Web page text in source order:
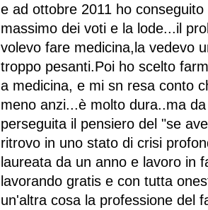
e ad ottobre 2011 ho
massimo dei voti e la lode...il
volevo fare medicina,la vedevo
troppo pesanti.Poi ho scelto
a medicina, e mi sn resa conto
meno anzi...è molto dura..ma
perseguita il pensiero del "se
ritrovo in uno stato di crisi
laureata da un anno e lavoro in
lavorando gratis e con tutta
un'altra cosa la professione del